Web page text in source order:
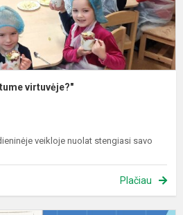
virtuvėje?"
veikloje nuolat stengiasi savo
Plačiau